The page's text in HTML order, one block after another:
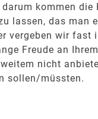
kommen die
lassen, das
wir fast
Freude an
nicht
sollen/müssten.